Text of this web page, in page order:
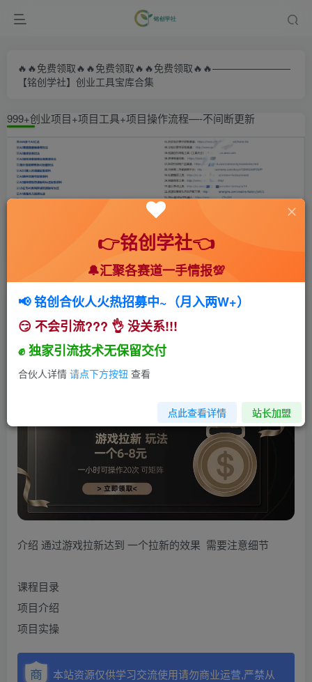
🔥🔥免费领取🔥🔥免费领取🔥🔥免费领取🔥🔥————————
【铭创学社】创业工具宝库合集
999+创业项目+项目工具+项目操作流程—-不间断更新
首页 🍻会员专享 🆓网创项目 正文
游戏拉新玩法 一个6-8 日入300+
小助手
2年前发布
介绍 通过游戏拉新达到 一个拉新的效果 需要注意细节
课程目录
项目介绍
项目实操
本站资源仅供学习交流使用请勿商业运营,严禁从
👉铭创学社👈
🔔汇聚各赛道一手情报💯
📢 铭创合伙人火热招募中~（月入两W+）
😏 不会引流??? 👌 没关系!!!
✊ 独家引流技术无保留交付
合伙人详情 请点下方按钮 查看
点此查看详情 站长加盟